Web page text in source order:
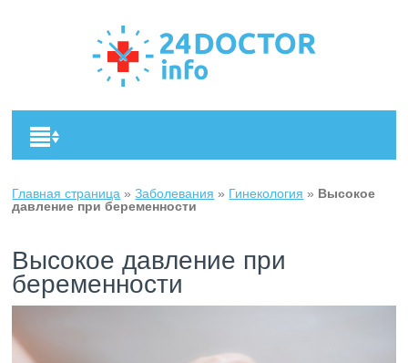
Главная страница »Заболевания » Гинекология » Высокое
давление при беременности
Высокое давление при
беременности